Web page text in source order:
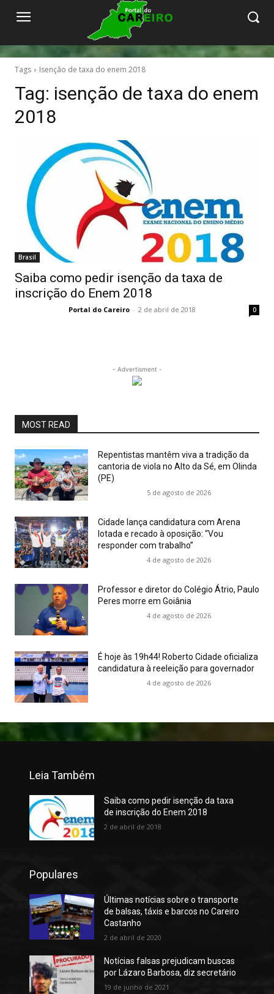
Tags Isenção de taxa do enem 2018
Tag: isenção de taxa do enem
2018
Brasil
Saiba como pedir isenção da taxa de
inscrição do Enem 2018
Portal do Careiro - 2 de abril de 2018 0
- Advertisment -
MOST READ
Repentistas mantêm viva a tradição da
cantoria de viola no Alto da Sé, em Olinda
(PE)
5 de agosto de 2026
Cidade lança candidatura com Arena
lotada e recado à oposição: “Vou
responder com trabalho”
4 de agosto de 2026
Professor e diretor do Colégio Átrio, Paulo
Peres morre em Goiânia
4 de agosto de 2026
É hoje às 19h44! Roberto Cidade oficializa
candidatura à reeleição para governador
4 de agosto de 2026
Leia Também
Saiba como pedir isenção da taxa
de inscrição do Enem 2018
2 de abril de 2018
Populares
Últimas notícias sobre o transporte
de balsas, táxis e barcos no Careiro
Castanho
2 de abril de 2020
Notícias falsas prejudicam buscas
por Lázaro Barbosa, diz secretário
19 de junho de 2021